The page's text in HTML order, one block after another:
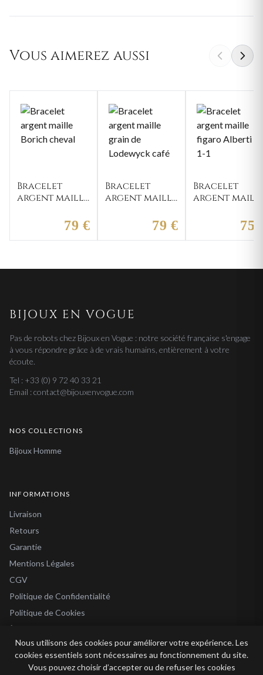
Vous aimerez aussi
Bracelet
argent maille
79 €
Bracelet
argent maille
Lodewyck79 €
Bracelet
argent
75
BIJOUX EN VOGUE
Pas de robots chez Bijoux en Vogue : notre société française s'engage
à vous répondre grâce à de vrais humains, entièrement à votre
écoute.
Tel : +33 (0) 9 72 40 33 21
Email : contact@bijouxenvogue.com
NOS COLLECTIONS
Bijoux Homme
INFORMATIONS
Livraison
Retours
Garantie
Mentions Légales
CGV
Politique de Confidentialité
Politique de Cookies
À Propos
Blog
Nous utilisons des cookies pour améliorer votre expérience. Les
cookies essentiels sont nécessaires au fonctionnement du site.
Vous pouvez choisir d’accepter ou de refuser les cookies